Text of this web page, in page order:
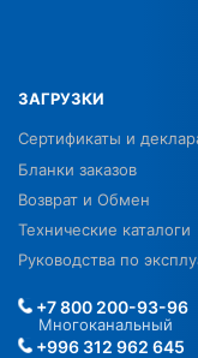
ЗАГРУЗКИ
Сертификаты и
Бланки заказов
Возврат и Обмен
Технические каталоги
Руководства по
+7 800 200-93-96
Многоканальный
+996 312 962 645